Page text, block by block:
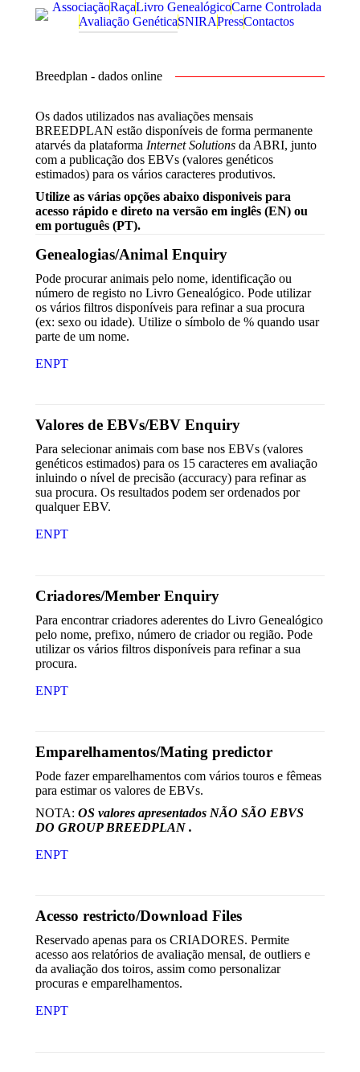
AssociaçãoRaçaLivro GenealógicoCarne Controlada
Avaliação GenéticaSNIRAPressContactos
Breedplan - dados online
Os dados utilizados nas avaliações mensais
BREEDPLAN estão disponíveis de forma permanente
atarvés da plataforma Internet Solutions da ABRI, junto
com a publicação dos EBVs (valores genéticos
estimados) para os vários caracteres produtivos.
Utilize as várias opções abaixo disponiveis para
acesso rápido e direto na versão em inglês (EN) ou
em português (PT).
Genealogias/Animal Enquiry
Pode procurar animais pelo nome, identificação ou
número de registo no Livro Genealógico. Pode utilizar
os vários filtros disponíveis para refinar a sua procura
(ex: sexo ou idade). Utilize o símbolo de % quando usar
parte de um nome.
ENPT
Valores de EBVs/EBV Enquiry
Para selecionar animais com base nos EBVs (valores
genéticos estimados) para os 15 caracteres em avaliação
inluindo o nível de precisão (accuracy) para refinar as
sua procura. Os resultados podem ser ordenados por
qualquer EBV.
ENPT
Criadores/Member Enquiry
Para encontrar criadores aderentes do Livro Genealógico
pelo nome, prefixo, número de criador ou região. Pode
utilizar os vários filtros disponíveis para refinar a sua
procura.
ENPT
Emparelhamentos/Mating predictor
Pode fazer emparelhamentos com vários touros e fêmeas
para estimar os valores de EBVs.
NOTA: OS valores apresentados NÃO SÃO EBVS
DO GROUP BREEDPLAN .
ENPT
Acesso restricto/Download Files
Reservado apenas para os CRIADORES. Permite
acesso aos relatórios de avaliação mensal, de outliers e
da avaliação dos toiros, assim como personalizar
procuras e emparelhamentos.
ENPT